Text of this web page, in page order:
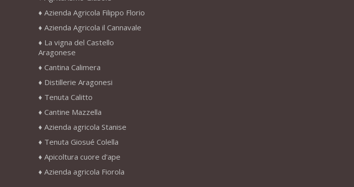
Azienda Agricola Filippo Florio
Azienda Agricola il Cannavale
La vigna del Castello
Aragonese
Cantina Calimera
Distillerie Aragonesi
Tenuta Calitto
Cantine Mazzella
Azienda agricola Stanise
Tenuta Giosué Colella
Apicoltura cuore d'ape
Azienda agricola Fiorola